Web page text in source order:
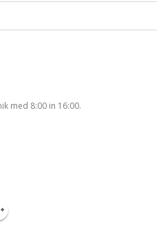
med 8:00 in 16:00.